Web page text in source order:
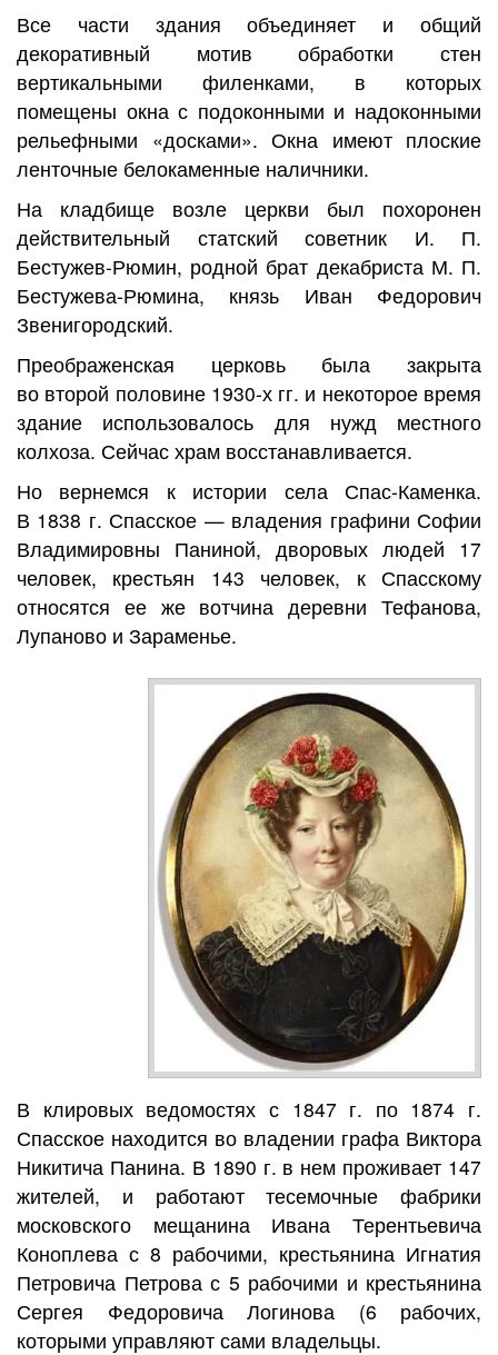
Все части здания объединяет и общий
декоративный мотив обработки стен
вертикальными филенками, в которых
помещены окна с подоконными и надоконными
рельефными «досками». Окна имеют плоские
ленточные белокаменные наличники.
На кладбище возле церкви был похоронен
действительный статский советник И. П.
Бестужев-Рюмин, родной брат декабриста М. П.
Бестужева-Рюмина, князь Иван Федорович
Звенигородский.
Преображенская церковь была закрыта
во второй половине 1930-х гг. и некоторое время
здание использовалось для нужд местного
колхоза. Сейчас храм восстанавливается.
Но вернемся к истории села Спас-Каменка.
В 1838 г. Спасское — владения графини Софии
Владимировны Паниной, дворовых людей 17
человек, крестьян 143 человек, к Спасскому
относятся ее же вотчина деревни Тефанова,
Лупаново и Зараменье.
В клировых ведомостях с 1847 г. по 1874 г.
Спасское находится во владении графа Виктора
Никитича Панина. В 1890 г. в нем проживает 147
жителей, и работают тесемочные фабрики
московского мещанина Ивана Терентьевича
Коноплева с 8 рабочими, крестьянина Игнатия
Петровича Петрова с 5 рабочими и крестьянина
Сергея Федоровича Логинова (6 рабочих,
которыми управляют сами владельцы.